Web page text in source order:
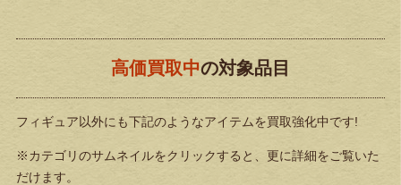
高価買取中の対象品目
フィギュア以外にも下記のようなアイテムを買取強化中です!
※カテゴリのサムネイルをクリックすると、更に詳細をご覧いた
だけます。